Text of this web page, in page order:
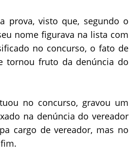
prova, visto que, segundo o
nome figurava na lista com
no concurso, o fato de
tornou fruto da denúncia do
no concurso, gravou um
na denúncia do vereador
cargo de vereador, mas no